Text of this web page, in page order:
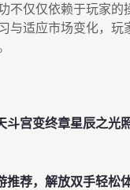
不仅仅依赖于玩家
与适应市场变化，
斗宫变终章星辰之光
推荐，解放双手轻松